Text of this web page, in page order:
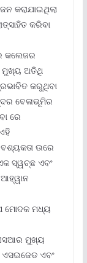
କରାଯାଇଥିଲା
କରିବା
କଲେଜର
ମୁଖ୍ୟ ଅତିଥି
କରୁଥିବା
ବେଳାଭୂମିର
ରେ
ଉରେ
ସ୍ୱଚ୍ଛ ଏବଂ
ମୋଦକ ମଧ୍ୟ
ମୁଖ୍ୟ
ଏବଂ